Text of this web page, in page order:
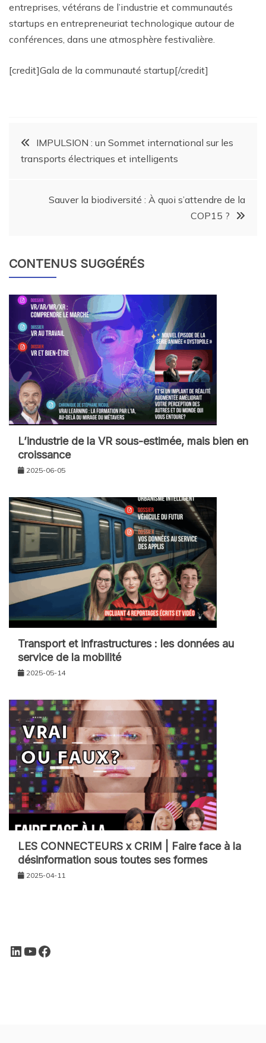
entreprises, vétérans de l’industrie et communautés
startups en entrepreneuriat technologique autour de
conférences, dans une atmosphère festivalière.
[credit]Gala de la communauté startup[/credit]
IMPULSION : un Sommet international sur les
transports électriques et intelligents
Sauver la biodiversité : À quoi s’attendre de la
COP15 ?
CONTENUS SUGGÉRÉS
L’industrie de la VR sous-estimée, mais bien en
croissance
2025-06-05
Transport et infrastructures : les données au
service de la mobilité
2025-05-14
LES CONNECTEURS x CRIM | Faire face à la
désinformation sous toutes ses formes
2025-04-11